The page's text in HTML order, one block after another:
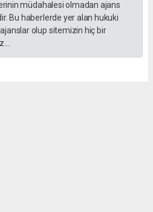
müdahalesi olmadan ajans
Bu haberlerde yer alan hukuki
olup sitemizin hiç bir